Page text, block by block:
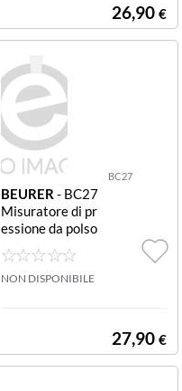
26,90 €
BC27
BEURER - BC27
Misuratore di pr
essione da polso
MISURA PRESS
IONE DA POLS
O BC27
NON DISPONIBILE
27,90 €